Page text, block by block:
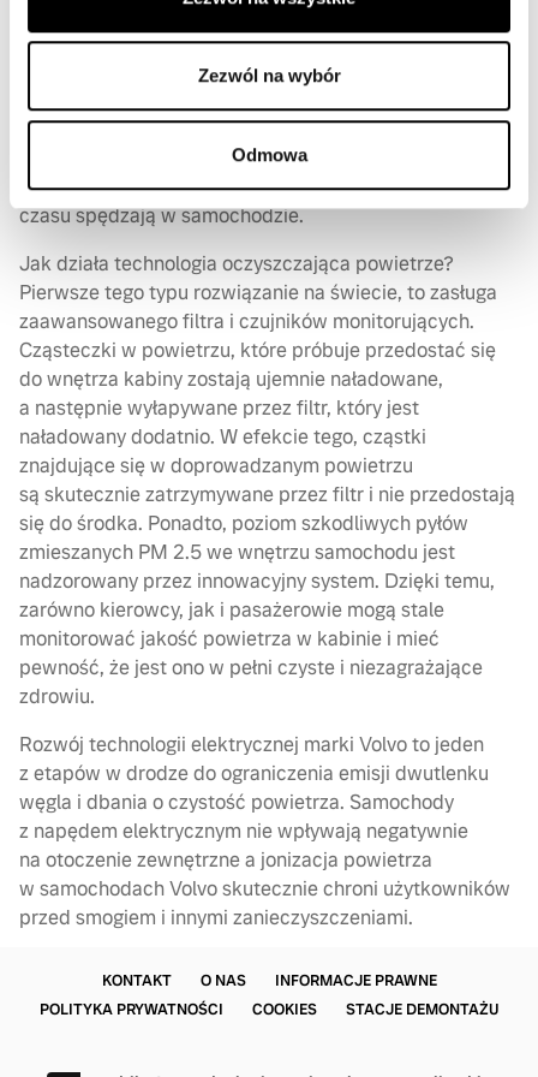
Zezwól na wybór
Odmowa
azotu. Technologia skutecznie pomaga redukować lub
eliminować poziom wszelkich zanieczyszczeń i
zawieszonych pyłów PM 2.5. W efekcie powietrze
oraz nieuciążliwe dla tych, którzy cierpią na astmę czy
alergie. To przekłada się na podwyższony komfort jazdy,
a przede wszystkim zdrowie tych, którzy dużą ilość
czasu spędzają w samochodzie.
Jak działa technologia oczyszczająca powietrze?
Pierwsze tego typu rozwiązanie na świecie, to zasługa
zaawansowanego filtra i czujników monitorujących.
Cząsteczki w powietrzu, które próbuje przedostać się
do wnętrza kabiny zostają ujemnie naładowane,
a następnie wyłapywane przez filtr, który jest
naładowany dodatnio. W efekcie tego, cząstki
znajdujące się w doprowadzanym powietrzu
są skutecznie zatrzymywane przez filtr i nie przedostają
się do środka. Ponadto, poziom szkodliwych pyłów
zmieszanych PM 2.5 we wnętrzu samochodu jest
nadzorowany przez innowacyjny system. Dzięki temu,
zarówno kierowcy, jak i pasażerowie mogą stale
monitorować jakość powietrza w kabinie i mieć
pewność, że jest ono w pełni czyste i niezagrażające
zdrowiu.
Rozwój technologii elektrycznej marki Volvo to jeden
z etapów w drodze do ograniczenia emisji dwutlenku
węgla i dbania o czystość powietrza. Samochody
z napędem elektrycznym nie wpływają negatywnie
na otoczenie zewnętrzne a jonizacja powietrza
w samochodach Volvo skutecznie chroni użytkowników
przed smogiem i innymi zanieczyszczeniami.
KONTAKT O NAS
INFORMACJE PRAWNE
POLITYKA PRYWATNOŚCI
COOKIES STACJE DEMONTAŻU